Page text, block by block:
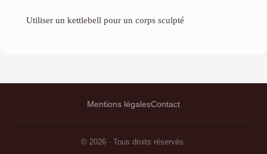
Utiliser un kettlebell pour un corps sculpté
Mentions légalesContact
© 2026 · Tous droits réservés.